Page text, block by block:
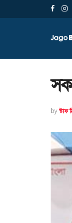
by স্টাফ